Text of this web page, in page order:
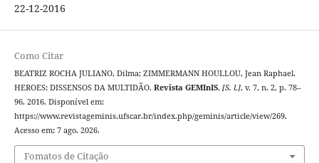
22-12-2016
Como Citar
BEATRIZ ROCHA JULIANO, Dilma; ZIMMERMANN HOULLOU, Jean Raphael.
HEROES: DISSENSOS DA MULTIDÃO. Revista GEMInIS, [S. l.], v. 7, n. 2, p. 78–
96, 2016. Disponível em:
https://www.revistageminis.ufscar.br/index.php/geminis/article/view/269.
Acesso em: 7 ago. 2026.
Fomatos de Citação